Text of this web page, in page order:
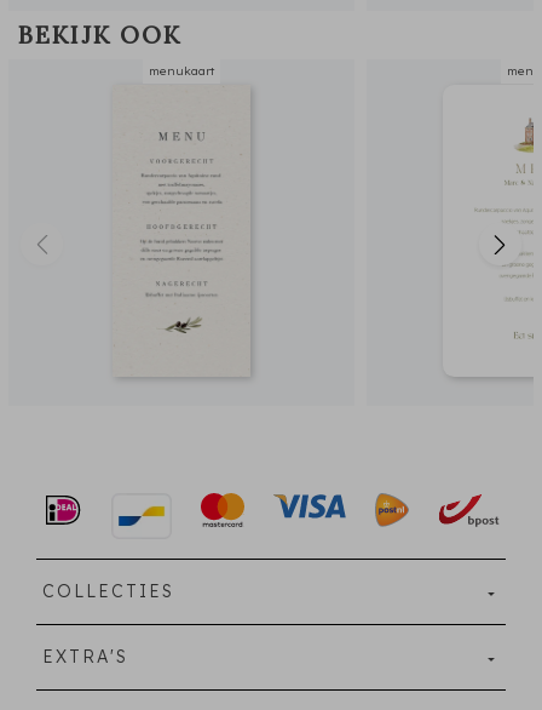
BEKIJK OOK
menukaart
COLLECTIES
EXTRA'S